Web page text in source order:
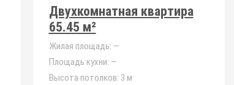
Двухкомнатная квартира
65.45 м²
Жилая площадь: —
Площадь кухни: —
Высота потолков: 3 м